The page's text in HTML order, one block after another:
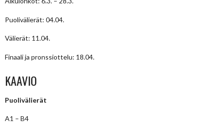
Puolivälierät: 04.04.
Välierät: 11.04.
Finaali ja pronssiottelu: 18.04.
KAAVIO
Puolivälierät
A1 – B4